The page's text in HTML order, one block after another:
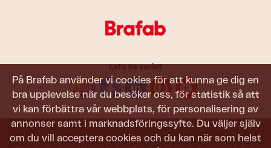
På Brafab använder vi cookies för att kunna ge dig en
bra upplevelse när du besöker oss, för statistik så att
vi kan förbättra vår webbplats, för personalisering av
annonser samt i marknadsföringssyfte. Du väljer själv
om du vill acceptera cookies och du kan när som helst
Let's be social!